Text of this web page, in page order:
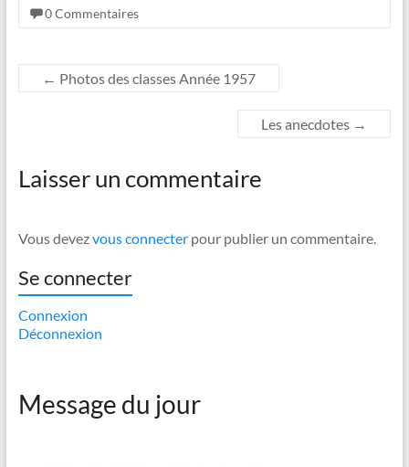
0 Commentaires
← Photos des classes Année 1957
Les anecdotes →
Laisser un commentaire
Vous devezvous connecterpour publier un commentaire.
Se connecter
Connexion
Déconnexion
Message du jour